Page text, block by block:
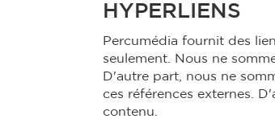
HYPERLIENS
Percumédia fournit des
seulement. Nous ne
D'autre part, nous ne
ces références externes.
contenu.